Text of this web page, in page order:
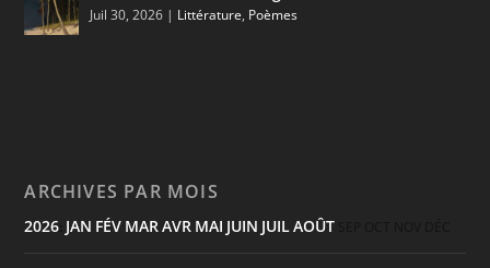
Juil 30, 2026 | Littérature, Poèmes
ARCHIVES PAR MOIS
2026 JAN FÉV MARAVR MAI JUIN JUILAOÛT